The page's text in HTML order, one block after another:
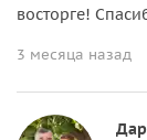
восторге!
3 месяца назад